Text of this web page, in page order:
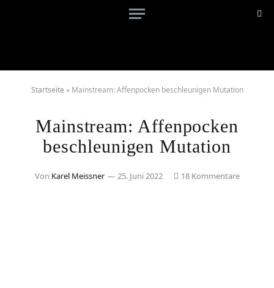
Startseite » Mainstream: Affenpocken beschleunigen Mutation
Mainstream: Affenpocken
beschleunigen Mutation
Von Karel Meissner 25. Juni 2022 18 Kommentare